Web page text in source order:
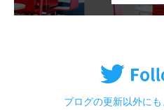
ブログの更新以外に